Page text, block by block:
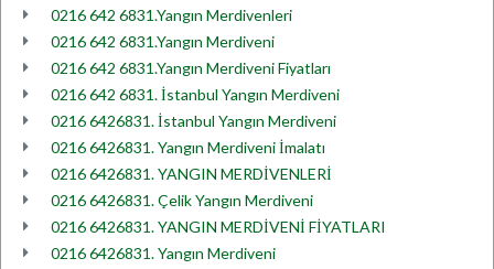
0216 642 6831.Yangın Merdivenleri
0216 642 6831.Yangın Merdiveni
0216 642 6831.Yangın Merdiveni Fiyatları
0216 642 6831. İstanbul Yangın Merdiveni
0216 6426831. İstanbul Yangın Merdiveni
0216 6426831. Yangın Merdiveni İmalatı
0216 6426831. YANGIN MERDİVENLERİ
0216 6426831. Çelik Yangın Merdiveni
0216 6426831. YANGIN MERDİVENİ FİYATLARI
0216 6426831. Yangın Merdiveni